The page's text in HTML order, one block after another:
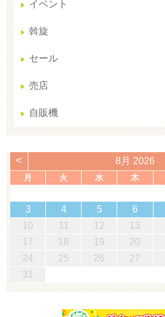
イベント
斡旋
セール
売店
自販機
< 8月 2026
月 火 水 木
3
4 5 6
10
11 12 13
17
18 19 20
24
25 26 27
31